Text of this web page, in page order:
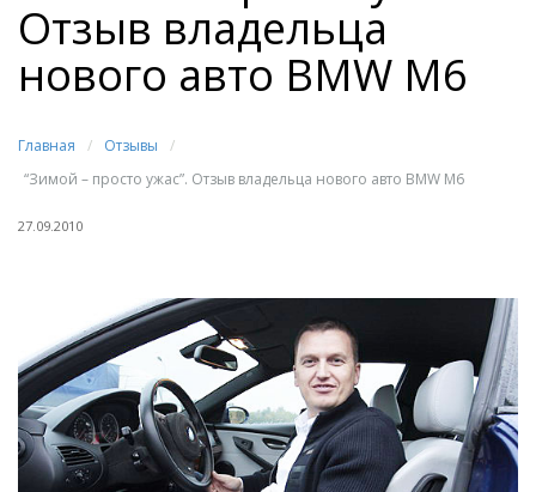
Отзыв владельца
нового авто BMW M6
Главная / Отзывы
/
“Зимой – просто ужас”. Отзыв владельца нового авто BMW M6
27.09.2010